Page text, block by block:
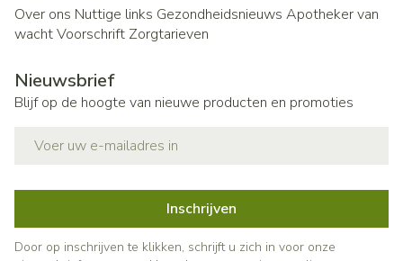
Over ons Nuttige links Gezondheidsnieuws Apotheker van
wachtVoorschrift Zorgtarieven
Nieuwsbrief
Blijf op de hoogte van nieuwe producten en promoties
Inschrijven
Door op inschrijven te klikken, schrijft u zich in voor onze